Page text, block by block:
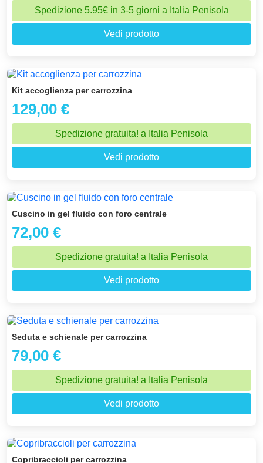
Spedizione 5.95€ in 3-5 giorni a Italia Penisola
Vedi prodotto
Kit accoglienza per carrozzina
129,00 €
Spedizione gratuita! a Italia Penisola
Vedi prodotto
Cuscino in gel fluido con foro centrale
72,00 €
Spedizione gratuita! a Italia Penisola
Vedi prodotto
Seduta e schienale per carrozzina
79,00 €
Spedizione gratuita! a Italia Penisola
Vedi prodotto
Copribraccioli per carrozzina